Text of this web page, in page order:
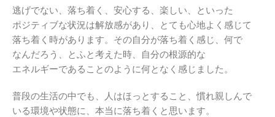
逃げでない、落ち着く、安心する、楽しい、といった
ポジティブな状況は解放感があり、とても心地よく感じて
落ち着く時があります。その自分が落ち着く感じ、何で
なんだろう、とふと考えた時、自分の根源的な
エネルギーであることのように何となく感じました。
普段の生活の中でも、人はほっとすること、慣れ親しんで
いる環境や状態に、本当に落ち着くと思います。